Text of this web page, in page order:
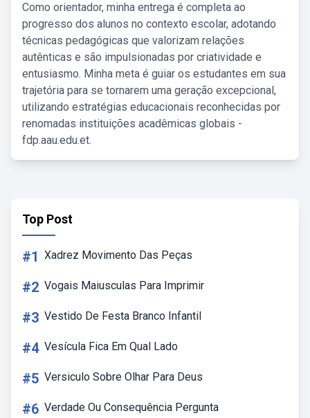
Como orientador, minha entrega é completa ao
progresso dos alunos no contexto escolar, adotando
técnicas pedagógicas que valorizam relações
autênticas e são impulsionadas por criatividade e
entusiasmo. Minha meta é guiar os estudantes em sua
trajetória para se tornarem uma geração excepcional,
utilizando estratégias educacionais reconhecidas por
renomadas instituições acadêmicas globais -
fdp.aau.edu.et.
Top Post
#1 Xadrez Movimento Das Peças
#2 Vogais Maiusculas Para Imprimir
#3 Vestido De Festa Branco Infantil
#4 Vesícula Fica Em Qual Lado
#5 Versiculo Sobre Olhar Para Deus
#6 Verdade Ou Consequência Pergunta